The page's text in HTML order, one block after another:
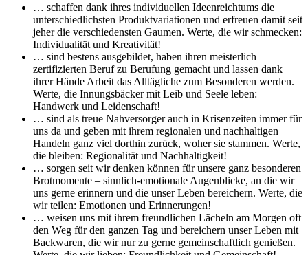
… schaffen dank ihres individuellen Ideenreichtums die
unterschiedlichsten Produktvariationen und erfreuen damit seit
jeher die verschiedensten Gaumen. Werte, die wir schmecken:
Individualität und Kreativität!
… sind bestens ausgebildet, haben ihren meisterlich
zertifizierten Beruf zu Berufung gemacht und lassen dank
ihrer Hände Arbeit das Alltägliche zum Besonderen werden.
Werte, die Innungsbäcker mit Leib und Seele leben:
Handwerk und Leidenschaft!
… sind als treue Nahversorger auch in Krisenzeiten immer für
uns da und geben mit ihrem regionalen und nachhaltigen
Handeln ganz viel dorthin zurück, woher sie stammen. Werte,
die bleiben: Regionalität und Nachhaltigkeit!
… sorgen seit wir denken können für unsere ganz besonderen
Brotmomente – sinnlich-emotionale Augenblicke, an die wir
uns gerne erinnern und die unser Leben bereichern. Werte, die
wir teilen: Emotionen und Erinnerungen!
… weisen uns mit ihrem freundlichen Lächeln am Morgen oft
den Weg für den ganzen Tag und bereichern unser Leben mit
Backwaren, die wir nur zu gerne gemeinschaftlich genießen.